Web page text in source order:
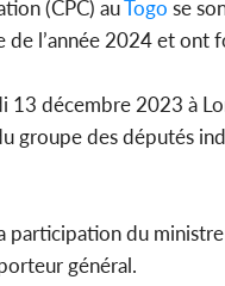
(CPC) auTogo se
l’année 2024 et
13 décembre 2023 à
groupe des députés
participation du
général.